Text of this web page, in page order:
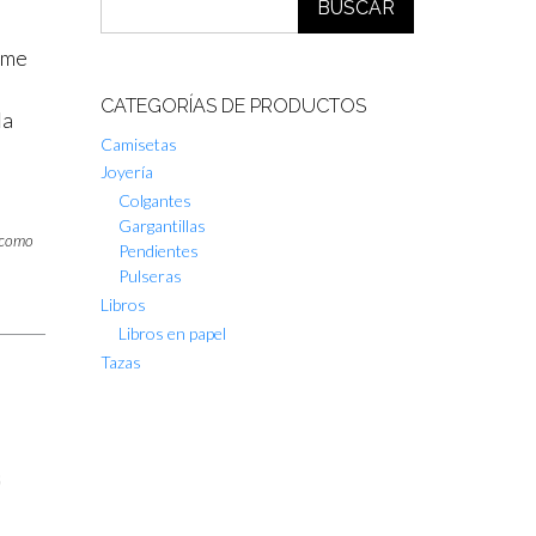
BUSCAR
CATEGORÍAS DE PRODUCTOS
Camisetas
Joyería
Colgantes
Gargantillas
Pendientes
Pulseras
Libros
Libros en papel
Tazas